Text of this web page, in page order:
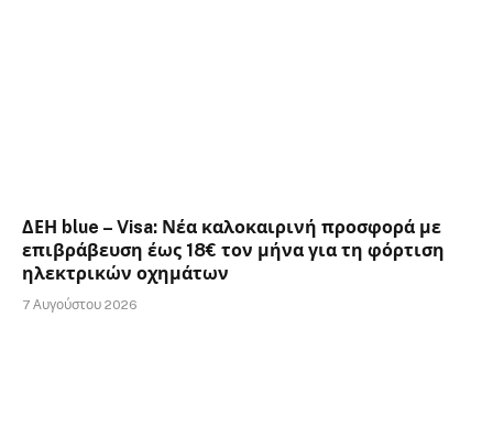
ΔΕΗ blue – Visa: Νέα καλοκαιρινή προσφορά με
επιβράβευση έως 18€ τον μήνα για τη φόρτιση
ηλεκτρικών οχημάτων
7 Αυγούστου 2026